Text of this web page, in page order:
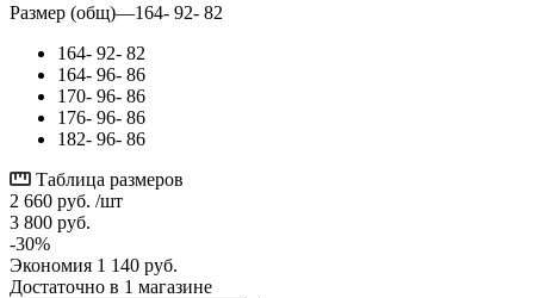
Размер (общ)—164- 92- 82
164- 92- 82
164- 96- 86
170- 96- 86
176- 96- 86
182- 96- 86
Таблица размеров
2 660 руб. /шт
3 800 руб.
-30%
Экономия 1 140 руб.
Достаточно в 1 магазине